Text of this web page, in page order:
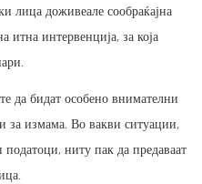
лица доживеале сообраќајна
итна интервенција, за која
да бидат особено внимателни
за измама. Во вакви ситуации,
податоци, ниту пак да предаваат